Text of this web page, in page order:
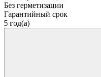
Без герметизации
Гарантийный срок
5 год(а)